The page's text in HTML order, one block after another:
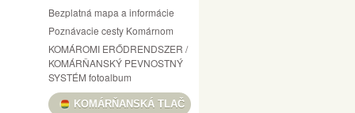
Bezplatná mapa a informácie
Poznávacie cesty Komárnom
KOMÁROMI ERŐDRENDSZER /
KOMÁRŇANSKÝ PEVNOSTNÝ
SYSTÉM fotoalbum
KOMÁRŇANSKÁ TLAČ